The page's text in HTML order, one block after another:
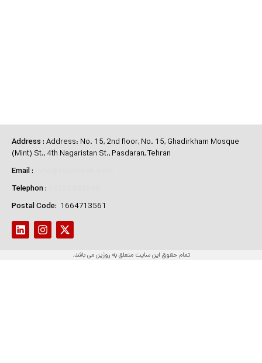
Address : Address: No. 15, 2nd floor, No. 15, Ghadirkham Mosque
(Mint) St., 4th Nagaristan St., Pasdaran, Tehran
Email:
Telephon:
Postal Code: 1664713561
تمام حقوق این سایت متعلق به روژین می باشد.